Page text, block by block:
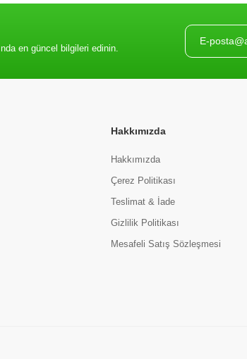
en güncel bilgileri edinin.
Hakkımızda
Hakkımızda
Çerez Politikası
Teslimat & İade
Gizlilik Politikası
Mesafeli Satış Sözleşmesi